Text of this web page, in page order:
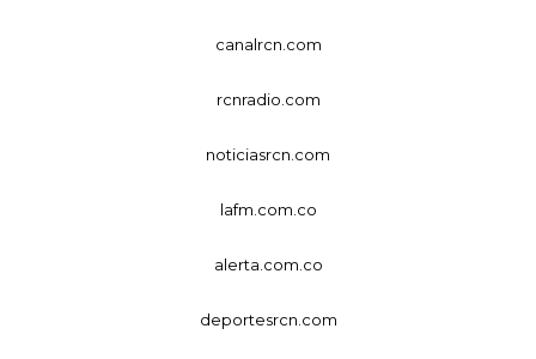
canalrcn.com
rcnradio.com
noticiasrcn.com
lafm.com.co
alerta.com.co
deportesrcn.com